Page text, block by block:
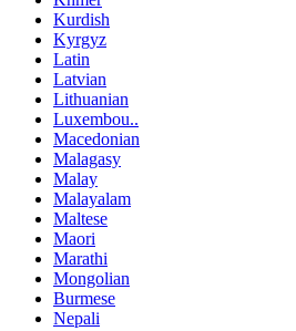
Kurdish
Kyrgyz
Latin
Latvian
Lithuanian
Luxembou..
Macedonian
Malagasy
Malay
Malayalam
Maltese
Maori
Marathi
Mongolian
Burmese
Nepali